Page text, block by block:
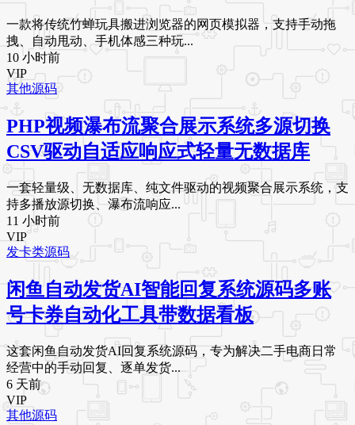
一款将传统竹蝉玩具搬进浏览器的网页模拟器，支持手动拖
拽、自动甩动、手机体感三种玩...
10 小时前
VIP
其他源码
PHP视频瀑布流聚合展示系统多源切换
CSV驱动自适应响应式轻量无数据库
一套轻量级、无数据库、纯文件驱动的视频聚合展示系统，支
持多播放源切换、瀑布流响应...
11 小时前
VIP
发卡类源码
闲鱼自动发货AI智能回复系统源码多账
号卡券自动化工具带数据看板
这套闲鱼自动发货AI回复系统源码，专为解决二手电商日常
经营中的手动回复、逐单发货...
6 天前
VIP
其他源码